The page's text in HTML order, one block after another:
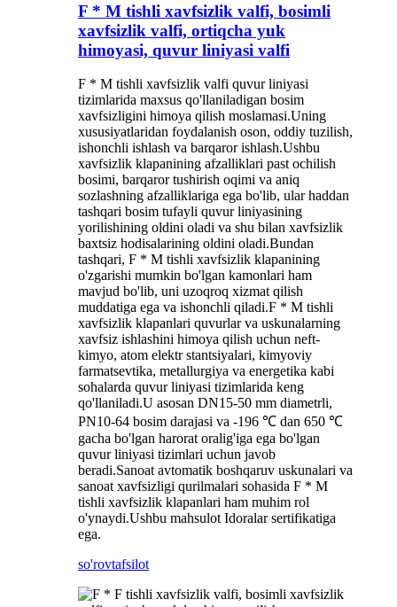
F * M tishli xavfsizlik valfi, bosimli
xavfsizlik valfi, ortiqcha yuk
himoyasi, quvur liniyasi valfi
F * M tishli xavfsizlik valfi quvur liniyasi
tizimlarida maxsus qo'llaniladigan bosim
xavfsizligini himoya qilish moslamasi.Uning
xususiyatlaridan foydalanish oson, oddiy tuzilish,
ishonchli ishlash va barqaror ishlash.Ushbu
xavfsizlik klapanining afzalliklari past ochilish
bosimi, barqaror tushirish oqimi va aniq
sozlashning afzalliklariga ega bo'lib, ular haddan
tashqari bosim tufayli quvur liniyasining
yorilishining oldini oladi va shu bilan xavfsizlik
baxtsiz hodisalarining oldini oladi.Bundan
tashqari, F * M tishli xavfsizlik klapanining
o'zgarishi mumkin bo'lgan kamonlari ham
mavjud bo'lib, uni uzoqroq xizmat qilish
muddatiga ega va ishonchli qiladi.F * M tishli
xavfsizlik klapanlari quvurlar va uskunalarning
xavfsiz ishlashini himoya qilish uchun neft-
kimyo, atom elektr stantsiyalari, kimyoviy
farmatsevtika, metallurgiya va energetika kabi
sohalarda quvur liniyasi tizimlarida keng
qo'llaniladi.U asosan DN15-50 mm diametrli,
PN10-64 bosim darajasi va -196 ℃ dan 650 ℃
gacha bo'lgan harorat oralig'iga ega bo'lgan
quvur liniyasi tizimlari uchun javob
beradi.Sanoat avtomatik boshqaruv uskunalari va
sanoat xavfsizligi qurilmalari sohasida F * M
tishli xavfsizlik klapanlari ham muhim rol
o'ynaydi.Ushbu mahsulot Idoralar sertifikatiga
ega.
so'rovtafsilot